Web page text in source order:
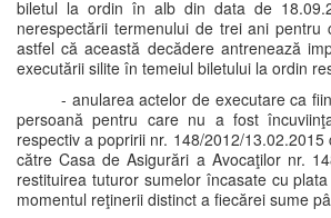
biletul la ordin în alb din data de
nerespectării termenului de trei ani pentru
astfel că această decădere antrenează
executării silite în temeiul biletului la ordin
- anularea actelor de executare ca
persoană pentru care nu a fost
respectiv a popririi nr. 148/2012/
către Casa de Asigurări a Avocaţilor nr.
restituirea tuturor sumelor încasate cu
momentul reţinerii distinct a fiecărei sume